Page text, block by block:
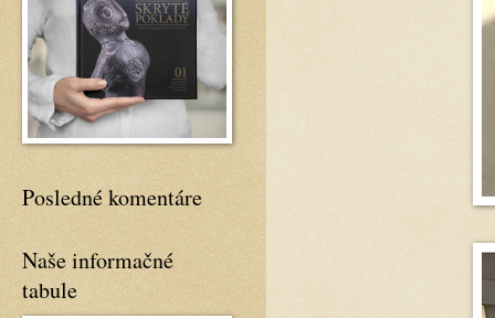
Posledné komentáre
Naše informačné
tabule